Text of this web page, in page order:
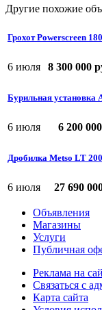
Другие похожие
Грохот Powerscreen
6 июля 8 300 000
Бурильная установка
6 июля 6 200
Дробилка Metso LT
6 июля 27 690
Объявления
Магазины
Услуги
Публичная
Реклама на
Связаться с
Карта сайта